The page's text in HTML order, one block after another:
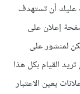
عليك أن تستهدف
إعلان على
لمنشور على
القيام بكل هذا
بعين الاعتبار